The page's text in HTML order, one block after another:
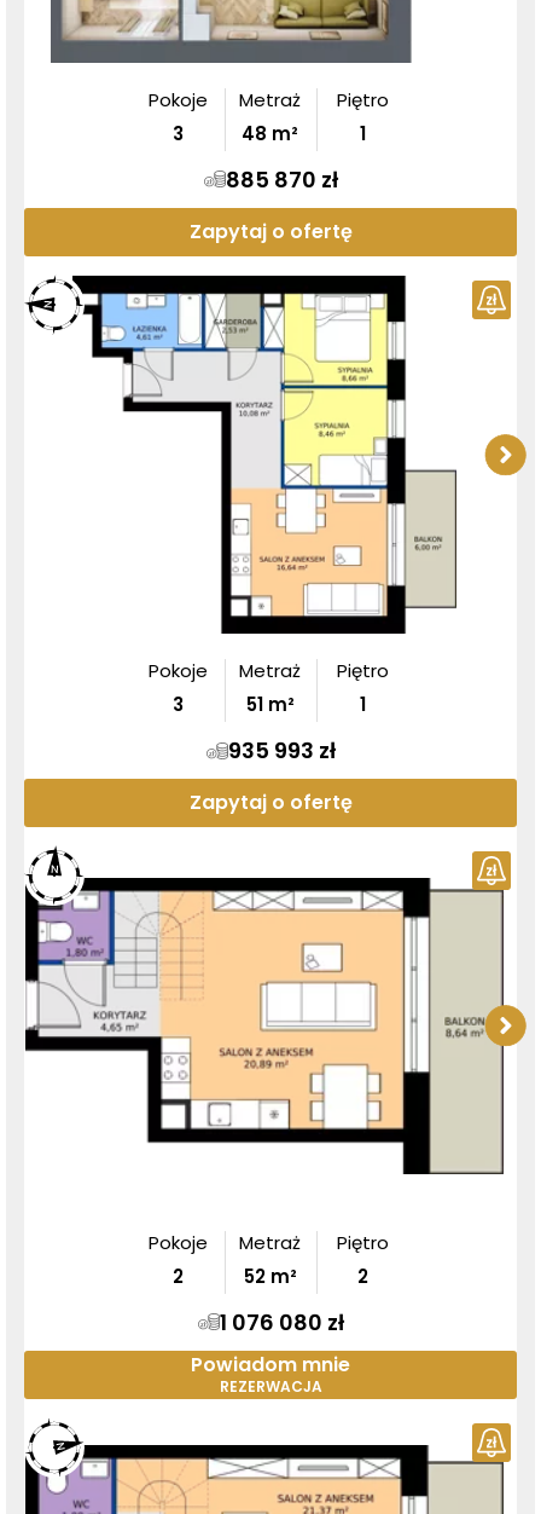
Pokoje
3
Metraż
48 m²
Piętro
1
885 870 zł
Zapytaj o ofertę
Pokoje
3
Metraż
51m²
Piętro
1
935 993 zł
Zapytaj o ofertę
Pokoje
2
Metraż
52m²
Piętro
2
1 076 080 zł
Powiadom mnie
REZERWACJA